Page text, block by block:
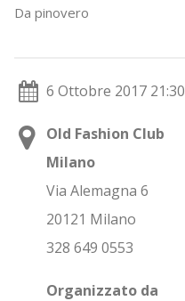
Da pinovero
6 Ottobre 2017 21:30
Old Fashion Club
Milano
Via Alemagna 6
20121 Milano
328 649 0553
Organizzato da